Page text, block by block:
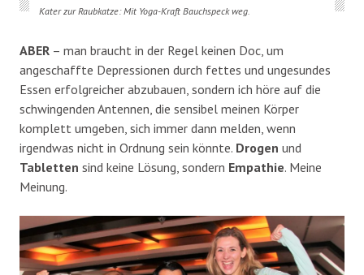
Kater zur Raubkatze: Mit Yoga-Kraft Bauchspeck weg.
ABER – man braucht in der Regel keinen Doc, um
angeschaffte Depressionen durch fettes und ungesundes
Essen erfolgreicher abzubauen, sondern ich höre auf die
schwingenden Antennen, die sensibel meinen Körper
komplett umgeben, sich immer dann melden, wenn
irgendwas nicht in Ordnung sein könnte. Drogen und
Tabletten sind keine Lösung, sondern Empathie. Meine
Meinung.